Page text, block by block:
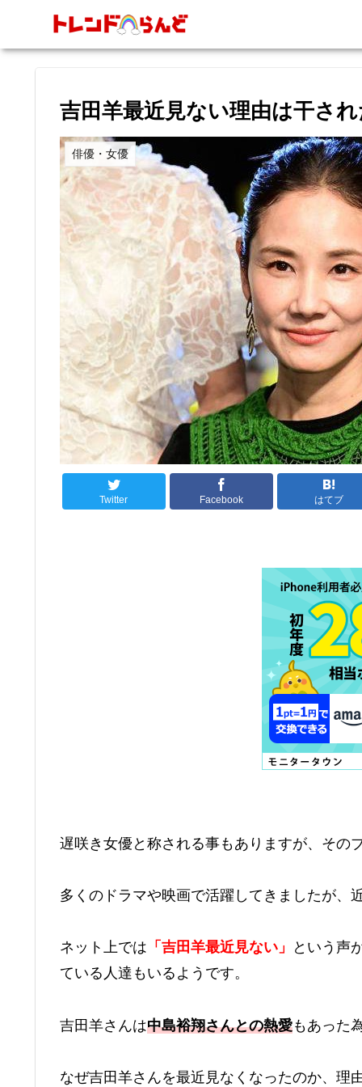
吉田羊最近見ない理由は干さ
俳優・女優
Twitter Facebook はてブ
遅咲き女優と称される事もありますが、その
多くのドラマや映画で活躍してきましたが、
ネット上では 「吉田羊最近見ない」
という声
ている人達もいるようです。
吉田羊さんは中島裕翔さんとの熱愛もあった
なぜ吉田羊さんを最近見なくなったのか、理